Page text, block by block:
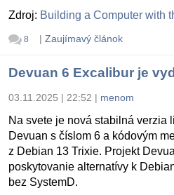
Zdroj: Building a Computer with
8 | Zaujímavý článok
Devuan 6 Excalibur je
03.11.2025 | 22:52 | menom
Na svete je nová stabilná verzia
Devuan s číslom 6 a kódovým
z Debian 13 Trixie. Projekt
poskytovanie alternatívy k
bez SystemD.